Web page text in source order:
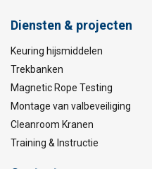
Diensten & projecten
Keuring hijsmiddelen
Trekbanken
Magnetic Rope Testing
Montage van valbeveiliging
Cleanroom Kranen
Training & Instructie